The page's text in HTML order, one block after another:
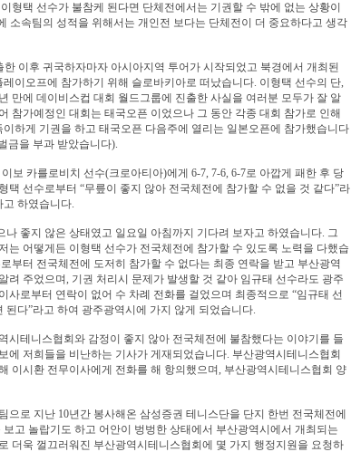
택 선수가 불참케 된다면 단체전에서는 기권할 수 밖에 없는 상황이
속팀의 성적을 위해서는 개인전 보다는 단체전이 더 중요하다고 생각
이후 귀국하자마자 아시아지역 투어가 시작되었고 북경에서 개최된
이오프에 참가하기 위해 슬로바키아로 떠났습니다. 이형택 선수의 단,
만에 데이비스컵 대회 월드그룹에 진출한 사실을 여러분 모두가 잘 알
참가예정인 대회는 태국오픈 이었으나 그 동안 각종 대회 참가로 인해
하게 기권을 하고 태국오픈 다음주에 열리는 일본오픈에 참가했습니다
금을 부과 받았습니다).
보 카를로비치 선수(크로아티아)에게 6-7, 7-6, 6-7로 아깝게 패한 후 당
선수로부터 “무릎이 좋지 않아 전국체전에 참가할 수 없을 것 같다”라
하였습니다.
좋지 않은 상태였고 일요일 아침까지 기다려 보자고 하였습니다. 그
어떻게든 이형택 선수가 전국체전에 참가할 수 있도록 노력을 다했습
부터 전국체전에 도저히 참가할 수 없다는 최종 연락을 받고 부산광역
주었으며, 기권 처리시 문제가 발생할 것 같아 임규태 선수라도 광주
로부터 연락이 없어 수 차례 전화를 걸었으며 최종적으로 “임규태 선
다”라고 하여 광주광역시에 가지 않게 되었습니다.
테니스협회와 감정이 좋지 않아 전국체전에 불참했다는 이야기를 들
저희들을 비난하는 기사가 게재되었습니다. 부산광역시테니스협회
이시환 전무이사에게 전화를 해 항의했으며, 부산광역시테니스협회 양
로 지난 10년간 봉사해온 삼성증권 테니스단을 단지 한번 전국체전에
고 놀랍기도 하고 어안이 벙벙한 상태에서 부산광역시에서 개최되는
더욱 껄끄러워진 부산광역시테니스협회에 몇 가지 행정지원을 요청하